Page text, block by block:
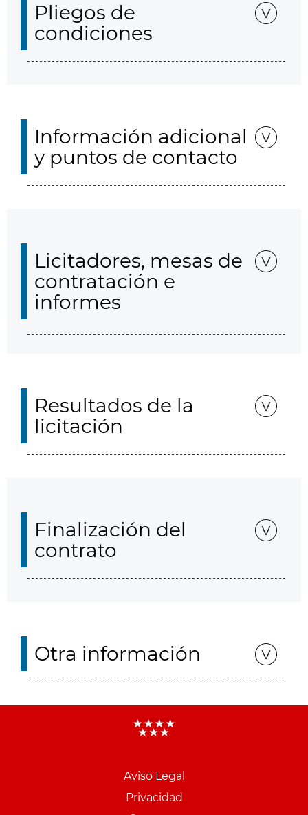
Pliegos de
condiciones
Información adicional
y puntos de contacto
Licitadores, mesas de
contratación e
informes
Resultados de la
licitación
Finalización del
contrato
Otra información
Aviso Legal
Privacidad